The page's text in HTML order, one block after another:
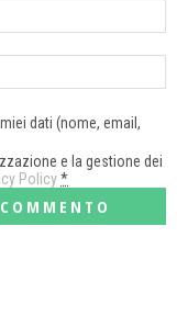
dati (nome, email,
e la gestione dei
Policy*